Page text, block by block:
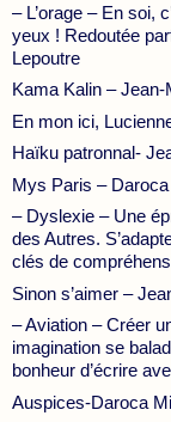
– L’orage – En soi,
yeux ! Redoutée
Lepoutre
Kama Kalin – Jean-
En mon ici,
Haïku patronnal-
Mys Paris –
– Dyslexie – Une
des Autres.
clés de
Sinon s’aimer –
– Aviation – Créer
imagination se
bonheur d’écrire
Auspices-Daroca